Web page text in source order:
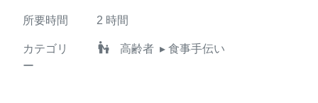
所要時間 2 時間
カテゴリ
ー
escalator_warning 高齢者 ▸ 食事手伝い